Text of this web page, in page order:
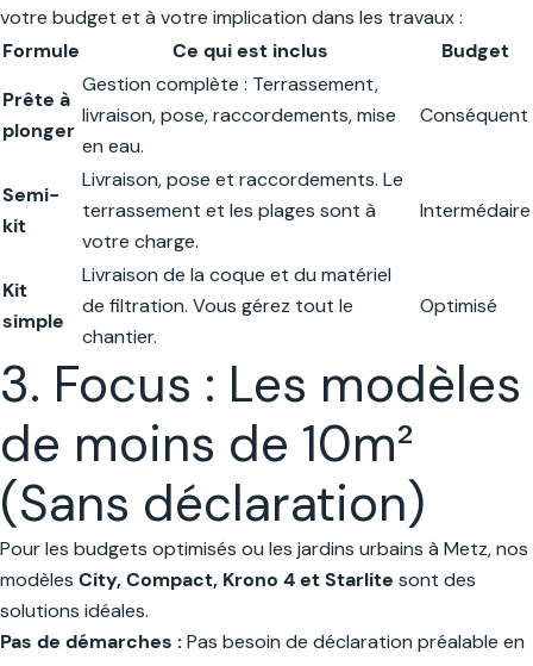
votre budget et à votre implication dans les travaux :
Formule
Ce qui est inclus
Budget
Prête à
plonger
Gestion complète : Terrassement,
livraison, pose, raccordements, mise
en eau.
Conséquent
Semi-
kit
Livraison, pose et raccordements. Le
terrassement et les plages sont à
votre charge.
Intermédaire
Kit
simple
Livraison de la coque et du matériel
de filtration. Vous gérez tout le
chantier.
Optimisé
3. Focus : Les modèles
de moins de 10m²
(Sans déclaration)
Pour les budgets optimisés ou les jardins urbains à Metz, nos
modèles City, Compact, Krono 4 et Starlite sont des
solutions idéales.
Pas de démarches :Pas besoin de déclaration préalable en